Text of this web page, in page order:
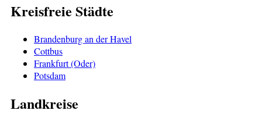
Kreisfreie Städte
Brandenburg an der Havel
Cottbus
Frankfurt (Oder)
Potsdam
Landkreise